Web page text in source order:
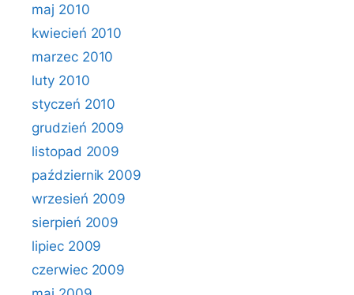
maj 2010
kwiecień 2010
marzec 2010
luty 2010
styczeń 2010
grudzień 2009
listopad 2009
październik 2009
wrzesień 2009
sierpień 2009
lipiec 2009
czerwiec 2009